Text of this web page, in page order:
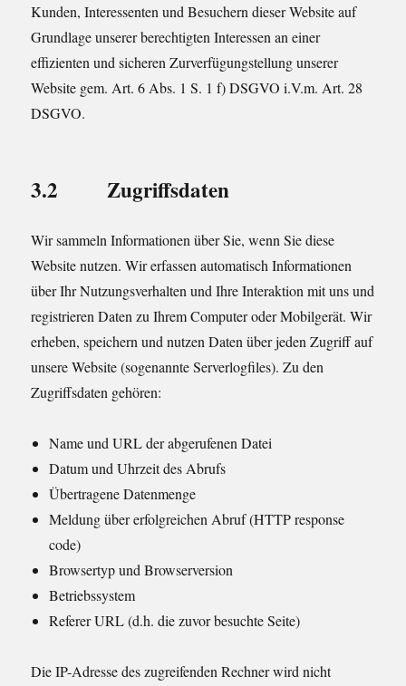
Kunden, Interessenten und Besuchern dieser Website auf
Grundlage unserer berechtigten Interessen an einer
effizienten und sicheren Zurverfügungstellung unserer
Website gem. Art. 6 Abs. 1 S. 1 f) DSGVO i.V.m. Art. 28
DSGVO.
3.2 Zugriffsdaten
Wir sammeln Informationen über Sie, wenn Sie diese
Website nutzen. Wir erfassen automatisch Informationen
über Ihr Nutzungsverhalten und Ihre Interaktion mit uns und
registrieren Daten zu Ihrem Computer oder Mobilgerät. Wir
erheben, speichern und nutzen Daten über jeden Zugriff auf
unsere Website (sogenannte Serverlogfiles). Zu den
Zugriffsdaten gehören:
Name und URL der abgerufenen Datei
Datum und Uhrzeit des Abrufs
Übertragene Datenmenge
Meldung über erfolgreichen Abruf (HTTP response
code)
Browsertyp und Browserversion
Betriebssystem
Referer URL (d.h. die zuvor besuchte Seite)
Die IP-Adresse des zugreifenden Rechner wird nicht